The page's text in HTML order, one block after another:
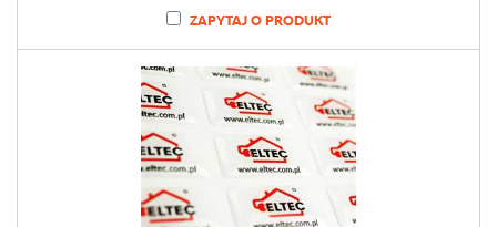
ZAPYTAJ O PRODUKT